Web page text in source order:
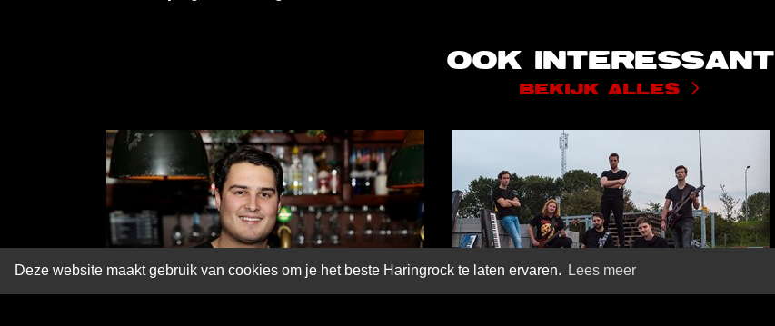
Deze website maakt gebruik van cookies om je het beste Haringrock te laten ervaren. Lees meer
OOK INTERESSANT
BEKIJK ALLES
15 JAN 29 JUL